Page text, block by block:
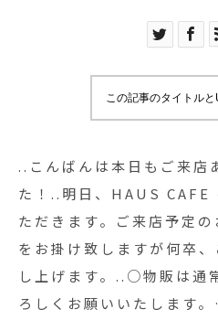
お掛け致しますが何卒、
しくお願いいたします。
コラ#chocolate #チョコ
いちご#マシュマロ
#カフェ #カフェ巡り
この記事のタイトル
..こんばんは︎本日もご来店
た！..明日、HAUS CAFE
ただきます。ご来店予定
をお掛け致しますが何卒
し上げます。..○物販は通
ろしくお願いいたします